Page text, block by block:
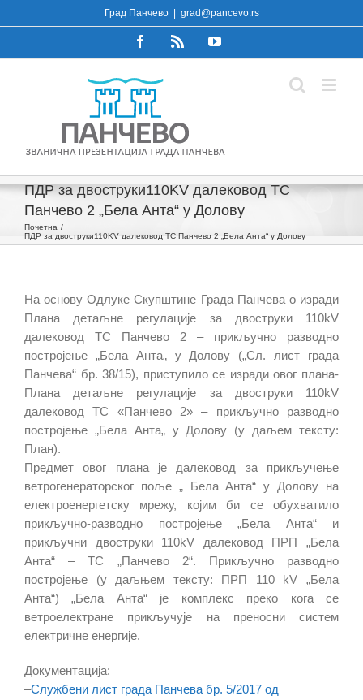
to
Град Панчево grad@pancevo.rs
FacebookRss YouTube
ПДР за двоструки110KV далековод ТС
Панчево 2 „Бела Анта“ у Долову
Почетна
ПДР за двоструки110KV далековод ТС Панчево 2 „Бела Анта“ у Долову
На основу Одлуке Скупштине Града Панчева о изради
Плана детаљне регулације за двоструки 110kV
далековод ТС Панчево 2 – прикључно разводно
постројење „Бела Анта„ у Долову („Сл. лист града
Панчева“ бр. 38/15), приступило се изради овог плана-
Плана детаљне регулације за двоструки 110kV
далековод ТС «Панчево 2» – прикључно разводно
постројење „Бела Анта„ у Долову (у даљем тексту:
План).
Предмет овог плана је далековод за прикључење
ветрогенераторског поље „ Бела Анта“ у Долову на
електроенергетску мрежу, којим би се обухватило
прикључно-разводно постројење „Бела Анта“ и
прикључни двоструки 110kV далековод ПРП „Бела
Анта“ – ТС „Панчево 2“. Прикључно разводно
постројење (у даљњем тексту: ПРП 110 kV „Бела
Анта“) „Бела Анта“ је комплекс преко кога се
ветроелектране прикључује на преносни систем
електричне енергије.
Документација:
–Службени лист града Панчева бр. 5/2017 од